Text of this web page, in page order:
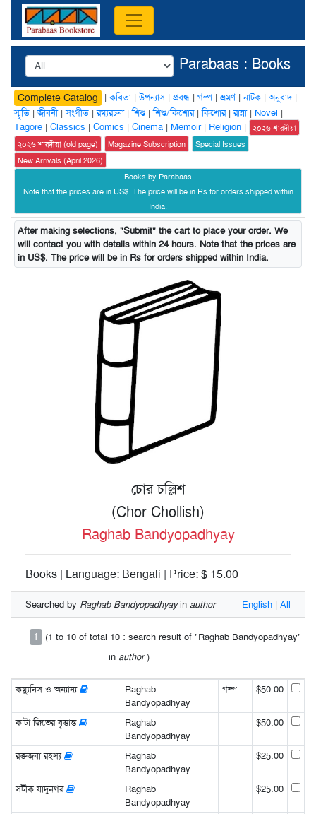
Parabaas : Books
Complete Catalog |কবিতা|উপন্যাস| প্রবন্ধ | গল্প |ভ্রমণ|নাটক |অনুবাদ|
স্মৃতি |জীবনী|সংগীত |রম্যরচনা|শিশু |শিশু/কিশোর|কিশোর|রান্না| Novel |
Tagore | Classics | Comics | Cinema | Memoir| Religion |
২০২৬ শারদীয়া
২০২৬ শারদীয়া (old page)
Magazine Subscription
Special Issues
New Arrivals (April 2026)
Books by Parabaas
Note that the prices are in US$. The price will be in Rs for orders shipped within
India.
After making selections, "Submit" the cart to place your order. We
will contact you with details within 24 hours. Note that the prices are
in US$. The price will be in Rs for orders shipped within India.
চোর চল্লিশ
(Chor Chollish)
Raghab Bandyopadhyay
Books | Language: Bengali | Price: $ 15.00
Searched by Raghab Bandyopadhyayin author English | All
1
(1 to 10 of total 10 : search result of "Raghab Bandyopadhyay"
in author)
কম্যুনিস ও অন্যান্য
Raghab
Bandyopadhyay
গল্প $50.00
কাটা জিভের বৃত্তান্ত
Raghab
Bandyopadhyay
$50.00
রক্তজবা রহস্য
Raghab
Bandyopadhyay
$25.00
সটীক যাদুনগর
Raghab
Bandyopadhyay
$25.00